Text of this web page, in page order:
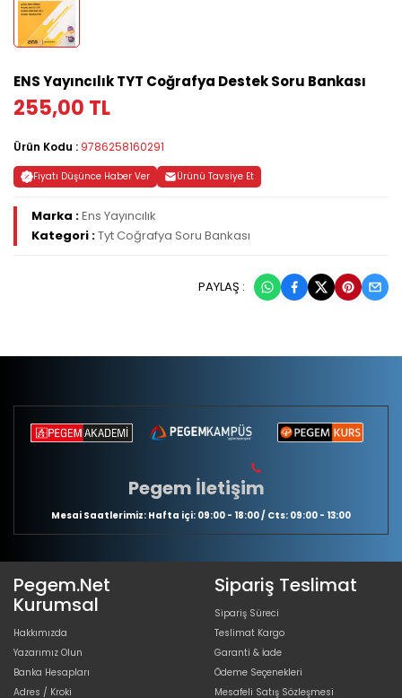
ENS Yayıncılık TYT Coğrafya Destek Soru Bankası
255,00 TL
Ürün Kodu : 9786258160291
Fiyatı Düşünce Haber Ver Ürünü Tavsiye Et
Marka :Ens Yayıncılık
Kategori :Tyt Coğrafya Soru Bankası
PAYLAŞ :
Pegem İletişim
Mesai Saatlerimiz: Hafta içi: 09:00 - 18:00 / Cts: 09:00 - 13:00
Pegem.Net
Kurumsal
Hakkımızda
Yazarımız Olun
Banka Hesapları
Adres / Kroki
Sipariş Teslimat
Sipariş Süreci
Teslimat Kargo
Garanti & İade
Ödeme Seçenekleri
Mesafeli Satış Sözleşmesi